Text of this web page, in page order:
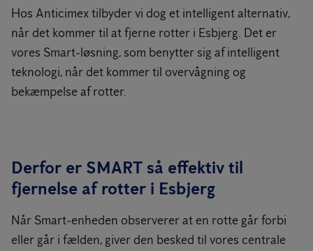
Hos Anticimex tilbyder vi dog et intelligent alternativ,
når det kommer til at fjerne rotter i Esbjerg. Det er
vores Smart-løsning, som benytter sig af intelligent
teknologi, når det kommer til overvågning og
bekæmpelse af rotter.
Derfor er SMART så effektiv til
fjernelse af rotter i Esbjerg
Når Smart-enheden observerer at en rotte går forbi
eller går i fælden, giver den besked til vores centrale